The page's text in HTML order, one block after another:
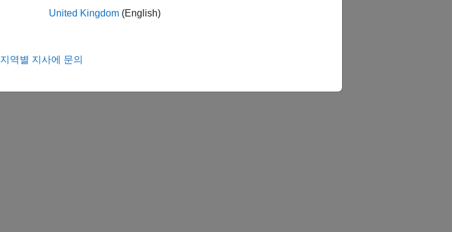
United Kingdom (English)
지역별 지사에 문의